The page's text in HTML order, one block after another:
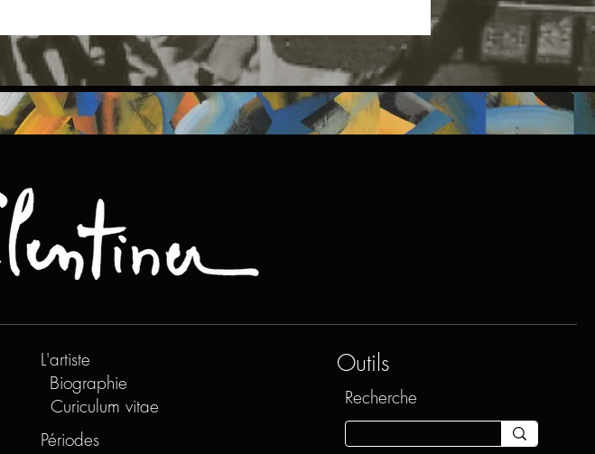
L'artiste
Biographie
Curiculum vitae
Périodes
Outils
Recherche